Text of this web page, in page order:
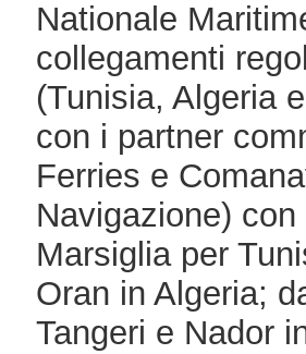
Nationale
collegamenti
(Tunisia, Algeria
con i partner
Ferries e
Navigazione)
Marsiglia per
Oran in Algeria;
Tangeri e Nador